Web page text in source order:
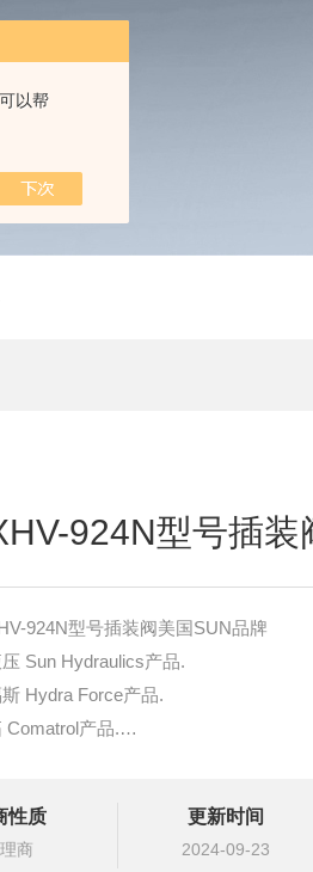
以帮
924N型号插
924N型号插装阀美国SUN品牌
Sun Hydraulics产品.
Hydra Force产品.
Comatrol产品.
力士乐、派克、中国台湾北部等液压元
性质
商
更新时间
2024-09-23